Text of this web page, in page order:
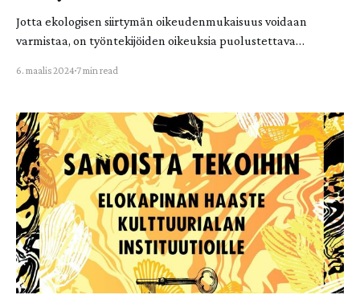
Jotta ekologisen siirtymän oikeudenmukaisuus voidaan
varmistaa, on työntekijöiden oikeuksia puolustettava
ylläpitävät järjestelmät ovat romahtamispisteessä. Niiden
pelastamiseksi tarvitaan järjestelmämuutos, joka läpäisee
kaikki yhteiskunnan sektorit. Ekologisen kriisin juurisyitä ovat
vallitseva talousjärjestelmä ja sen
6. maalis 2024 7 min read